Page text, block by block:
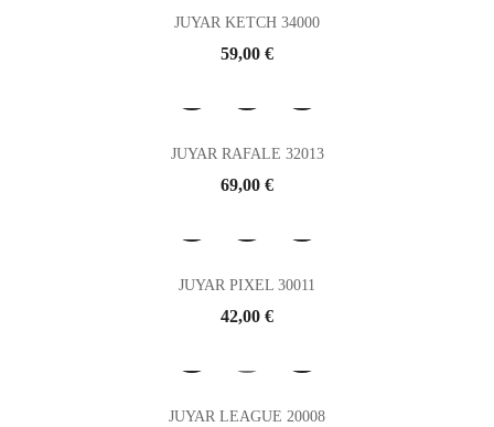
JUYAR KETCH 34000
Prix
59,00 €
JUYAR RAFALE 32013
Prix
69,00 €
JUYAR PIXEL 30011
Prix
42,00 €
JUYAR LEAGUE 20008